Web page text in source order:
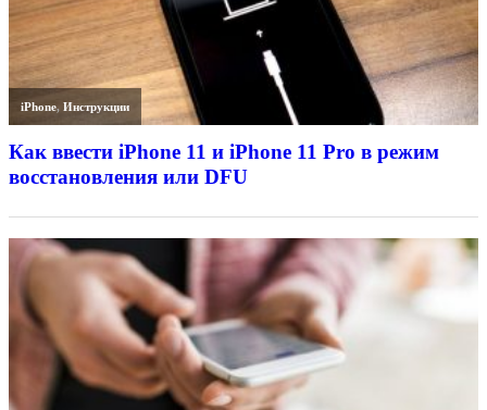
iPhone,Инструкции
Как ввести iPhone 11 и iPhone 11 Pro в режим
восстановления или DFU